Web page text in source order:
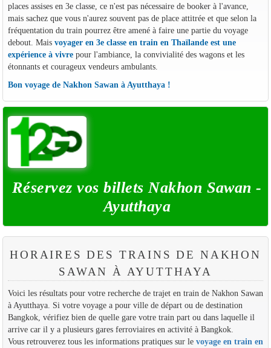
places assises en 3e classe, ce n'est pas nécessaire de booker à l'avance,
mais sachez que vous n'aurez souvent pas de place attitrée et que selon la
fréquentation du train pourrez être amené à faire une partie du voyage
debout. Mais voyager en 3e classe en train en Thaïlande est une
expérience à vivrepour l'ambiance, la convivialité des wagons et les
étonnants et courageux vendeurs ambulants.
Bon voyage de Nakhon Sawan à Ayutthaya !
Réservez vos billets Nakhon Sawan -
Ayutthaya
HORAIRES DES TRAINS DE NAKHON
SAWAN À AYUTTHAYA
Voici les résultats pour votre recherche de trajet en train de Nakhon Sawan
à Ayutthaya. Si votre voyage a pour ville de départ ou de destination
Bangkok, vérifiez bien de quelle gare votre train part ou dans laquelle il
arrive car il y a plusieurs gares ferroviaires en activité à Bangkok.
Vous retrouverez tous les informations pratiques sur le voyage en train en